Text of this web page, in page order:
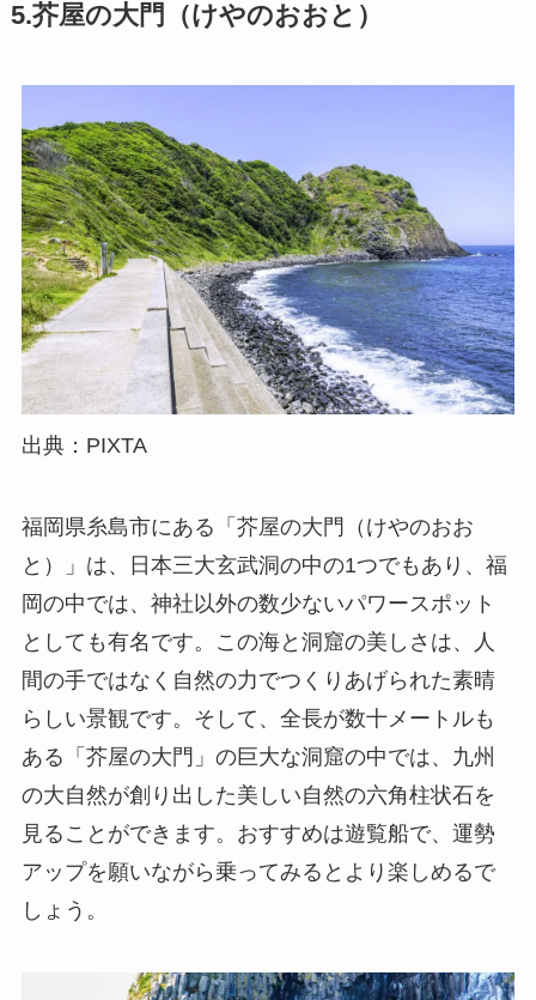
5.芥屋の大門（けやのおおと）
出典：PIXTA
福岡県糸島市にある「芥屋の大門（けやのおお
と）」は、日本三大玄武洞の中の1つでもあり、福
岡の中では、神社以外の数少ないパワースポット
としても有名です。この海と洞窟の美しさは、人
間の手ではなく自然の力でつくりあげられた素晴
らしい景観です。そして、全長が数十メートルも
ある「芥屋の大門」の巨大な洞窟の中では、九州
の大自然が創り出した美しい自然の六角柱状石を
見ることができます。おすすめは遊覧船で、運勢
アップを願いながら乗ってみるとより楽しめるで
しょう。